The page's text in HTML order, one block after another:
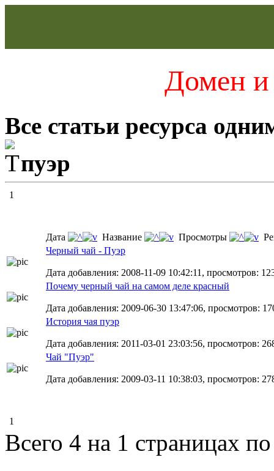
Домен и
Все статьи ресурса
пуэр
1
Дата Название Просмотры
Черный чай - Пуэр
Дата добавления: 2008-11-09 10:42:11, просмотров:
Почему черный чай на самом деле красный
Дата добавления: 2009-06-30 13:47:06, просмотров:
История чая пуэр
Дата добавления: 2011-03-01 23:03:56, просмотров:
Чай "Пуэр"
Дата добавления: 2009-03-11 10:38:03, просмотров:
1
Всего 4 на 1 страницах